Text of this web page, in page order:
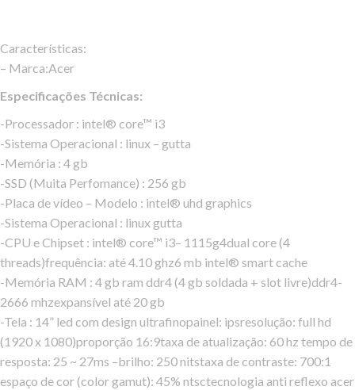
Características:
– Marca:Acer
Especificações Técnicas:
-Processador : intel® core™ i3
-Sistema Operacional : linux – gutta
-Memória : 4 gb
-SSD (Muita Perfomance) : 256 gb
-Placa de vídeo – Modelo : intel® uhd graphics
-Sistema Operacional : linux gutta
-CPU e Chipset : intel® core™ i3– 1115g4dual core (4
threads)frequência: até 4.10 ghz6 mb intel® smart cache
-Memória RAM : 4 gb ram ddr4 (4 gb soldada + slot livre)ddr4-
2666 mhzexpansível até 20 gb
-Tela : 14” led com design ultrafinopainel: ipsresolução: full hd
(1920 x 1080)proporção 16:9taxa de atualização: 60 hz tempo de
resposta: 25 ~ 27ms –brilho: 250 nitstaxa de contraste: 700:1
espaço de cor (color gamut): 45% ntsctecnologia anti reflexo acer